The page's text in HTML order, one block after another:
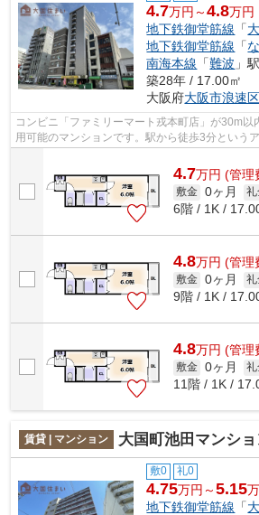
4.7万円～4.8万円
地下鉄御堂筋線 「
地下鉄御堂筋線 「
南海本線 「難波 」
築28年 / 17.00㎡
大阪府大阪市浪速
コンビニ「ファミリーマート戎本町店」が30m以
用可能のマンションです。駅から徒歩3分という
いかがですか。共用部には敷地内ごみ置き...
4.7万円 (管理
敷金 0ヶ月
6階 / 1K /
4.8万円 (管理
敷金 0ヶ月
9階 / 1K /
4.8万円 (管理
敷金 0ヶ月
11階 / 1K /
賃貸 | マンション 大国町池田マンシ
敷0 礼0
4.75万円～5.15
地下鉄御堂筋線 「